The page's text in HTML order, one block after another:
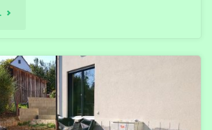
"DIE
TREPPE
ZUM
HOCHWEG"